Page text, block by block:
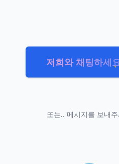
저희와 채팅하세
또는.. 메시지를 보내